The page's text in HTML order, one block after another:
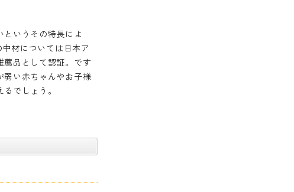
というその特長によ
材については日本ア
薦品として認証。です
弱い赤ちゃんやお子様
でしょう。